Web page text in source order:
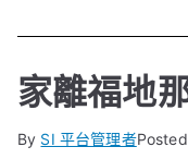
家離福地
By SI 平台管理者